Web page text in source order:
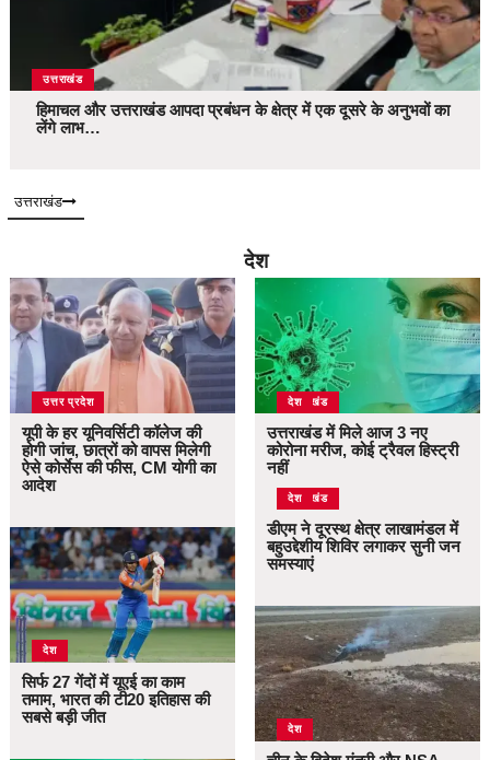
उत्तराखंड
हिमाचल और उत्तराखंड आपदा प्रबंधन के क्षेत्र में एक दूसरे के अनुभवों का
लेंगे लाभ…
उत्तराखंड
देश
उत्तर प्रदेश
यूपी के हर यूनिवर्सिटी कॉलेज की
होगी जांच, छात्रों को वापस मिलेगी
ऐसे कोर्सेस की फीस, CM योगी का
आदेश
देश
सिर्फ 27 गेंदों में यूएई का काम
तमाम, भारत की टी20 इतिहास की
सबसे बड़ी जीत
उत्तराखंड
देश
उत्तराखंड में मिले आज 3 नए
कोरोना मरीज, कोई ट्रैवल हिस्ट्री
नहीं
उत्तराखंड
देश
डीएम ने दूरस्थ क्षेत्र लाखामंडल में
बहुउद्देशीय शिविर लगाकर सुनी जन
समस्याएं
देश